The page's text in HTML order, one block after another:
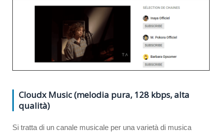
Cloudx Music (melodia pura, 128 kbps, alta
qualità)
Si tratta di un canale musicale per una varietà di musica